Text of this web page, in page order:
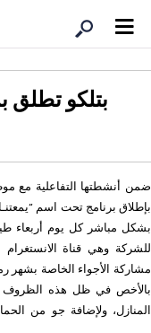
بتلكو تطلق
ضمن أنشطتها التفاعلية مع
بإطلاق برنامج تحت اسم
بشكل مباشر كل يوم أربعاء
للشركة وهي قناة
مشاركة الأجواء الخاصة بشهر
بالأخص في ظل هذه الظروف
المنازل، ولإضافة جو من